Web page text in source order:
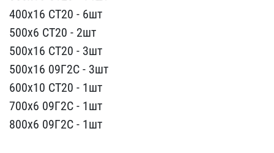
​400х16 СТ20 - 6шт
500х6 ​СТ20 - 2шт
500х16 СТ20 -​ 3шт
500х16 09Г2С - 3шт
​600х10 СТ20 - 1шт
700х6 ​09Г2С - 1шт
800х6 09Г2С ​- 1шт